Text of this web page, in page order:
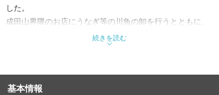
した。
成田山界隈のお店にうなぎ等の川魚の卸を行うとともに、
うなぎの調理技術をも他店の板前さんに伝えたことで、
うなぎ料理が成田に広まり、名物となっていきました。
川豊のうなぎは活きたうなぎを店頭でさばき、すぐに焼き
上げる昔ながらのスタイル。
続きを読む
基本情報